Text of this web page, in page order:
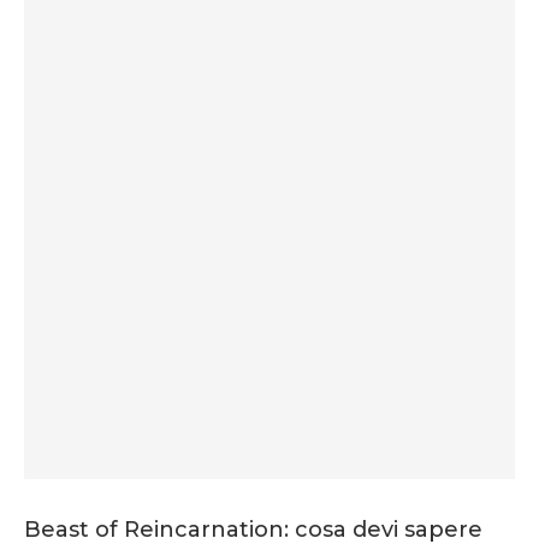
Beast of Reincarnation: cosa devi sapere